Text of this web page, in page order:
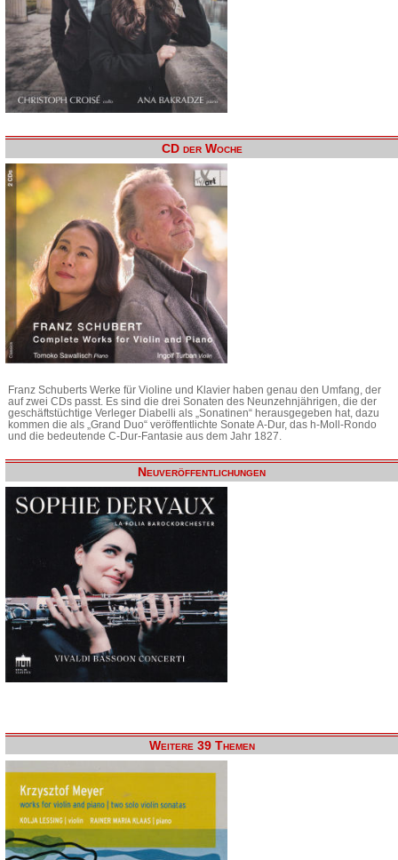
CD der Woche
Franz Schuberts Werke für Violine und Klavier haben genau den Umfang, der
auf zwei CDs passt. Es sind die drei Sonaten des Neunzehnjährigen, die der
geschäftstüchtige Verleger Diabelli als „Sonatinen“ herausgegeben hat, dazu
kommen die als „Grand Duo“ veröffentlichte Sonate A-Dur, das h-Moll-Rondo
und die bedeutende C-Dur-Fantasie aus dem Jahr 1827.
Neuveröffentlichungen
Weitere 39 Themen